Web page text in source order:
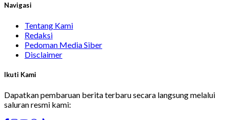
Navigasi
Tentang Kami
Redaksi
Pedoman Media Siber
Disclaimer
Ikuti Kami
Dapatkan pembaruan berita terbaru secara langsung melalui
saluran resmi kami: